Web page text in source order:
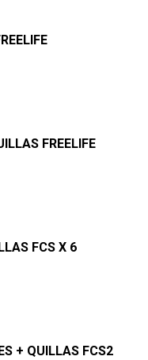
FREELIFE
FCS X 6
+ QUILLAS FCS2